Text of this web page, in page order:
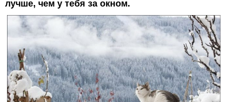
лучше, чем у тебя за окном.